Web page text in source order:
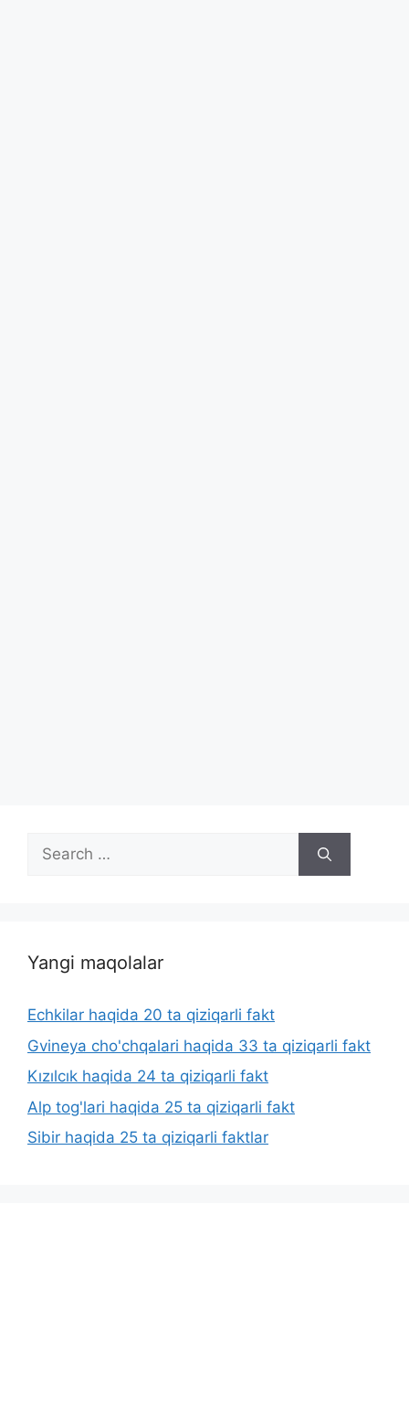
Search
for:
Yangi maqolalar
Echkilar haqida 20 ta qiziqarli fakt
Gvineya cho'chqalari haqida 33 ta qiziqarli fakt
Kızılcık haqida 24 ta qiziqarli fakt
Alp tog'lari haqida 25 ta qiziqarli fakt
Sibir haqida 25 ta qiziqarli faktlar